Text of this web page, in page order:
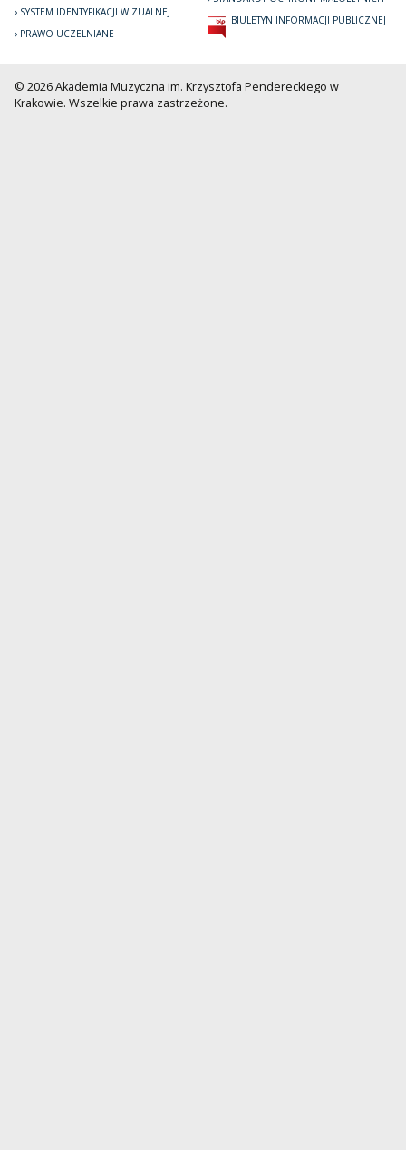
SYSTEM IDENTYFIKACJI WIZUALNEJ
PRAWO UCZELNIANE
BIULETYN INFORMACJI PUBLICZNEJ
© 2026 Akademia Muzyczna im. Krzysztofa Pendereckiego w
Krakowie. Wszelkie prawa zastrzeżone.